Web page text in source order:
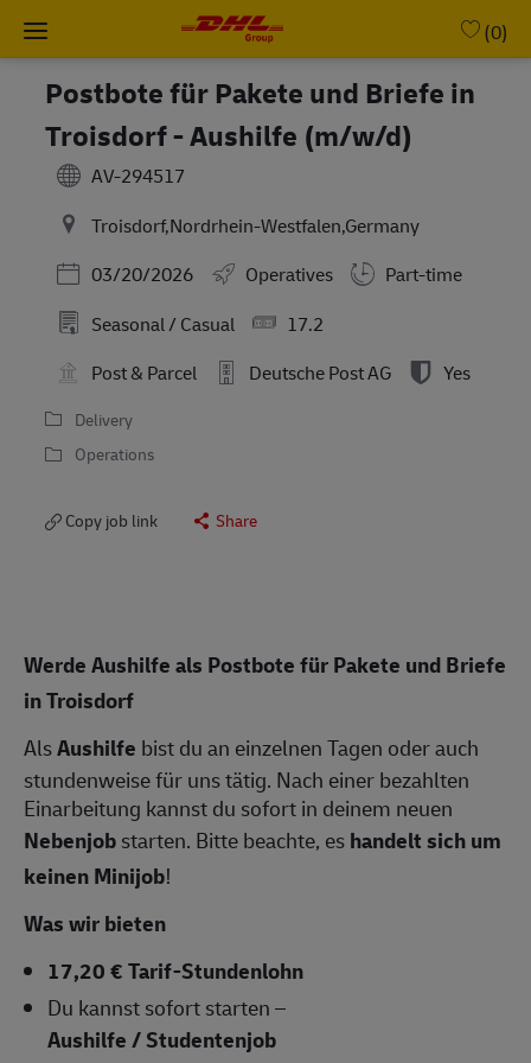
Skip to main content
(0)
Postbote für Pakete und Briefe in
Troisdorf - Aushilfe (m/w/d)
AV-294517
Troisdorf,Nordrhein-Westfalen,Germany
Posted Date
03/20/2026 Operatives
Part-time
Seasonal / Casual
17.2
Post & Parcel
Deutsche Post AG Yes
Delivery
Operations
Copy job link Share
Werde Aushilfe als Postbote für Pakete und Briefe
inTroisdorf
AlsAushilfe bist du an einzelnen Tagen oder auch
stundenweise für uns tätig. Nach einer bezahlten
Einarbeitung kannst du sofort in deinem neuen
Nebenjobstarten. Bitte beachte, eshandelt sich um
keinen Minijob!
Was wir bieten
17,20 € Tarif-Stundenlohn
Du kannst sofort starten –
Aushilfe / Studentenjob